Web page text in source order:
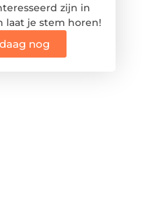
zijn in
laat je stem horen!
nog